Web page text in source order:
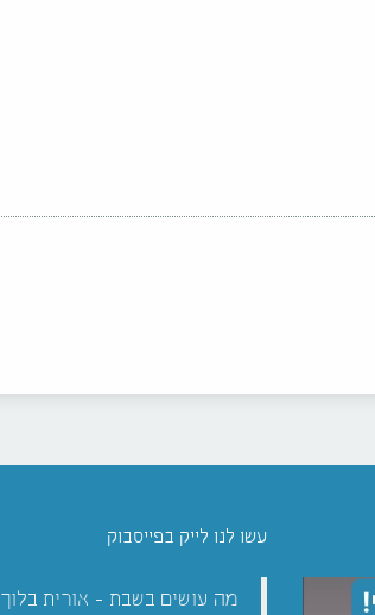
עשו לנו לייק בפייסבוק
מה עושים בשבת - אורית בלוך